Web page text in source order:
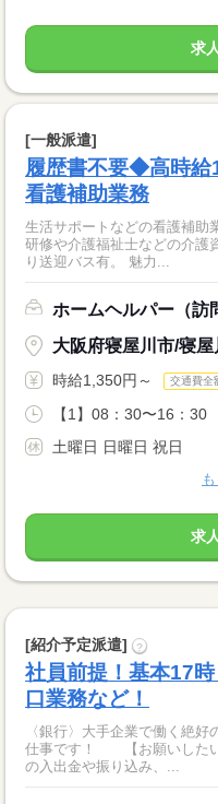
求
[一般派遣]
履歴書不要◆高時給
看護補助業務
生活サポートなどの看護補助
研修や介護福祉士などの介護
り送迎バス有。 魅力...
ホームヘルパー（訪
大阪府寝屋川市/寝屋
時給1,350円～ 交通費全
【1】08：30〜16：30
土曜日 日曜日 祝日
求
[紹介予定派遣] ?
社員前提！基本17
口業務など！
〈銀行〉大手企業で働く絶
仕事です！ 【お願いしたい
の入出金や振り込み、...